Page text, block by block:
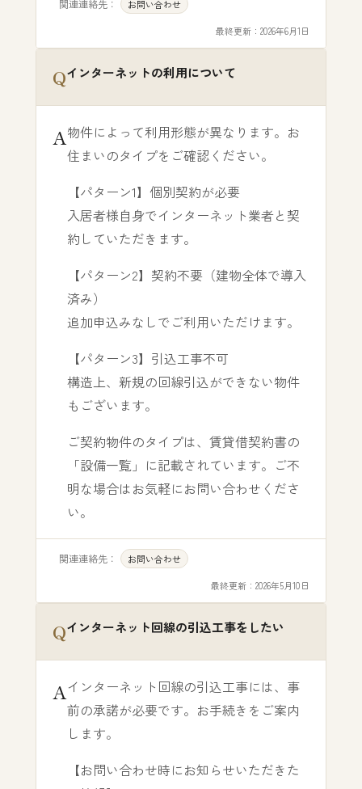
関連連絡先： お問い合わせ
最終更新： 2026年6月1日
インターネットの利用について
物件によって利用形態が異なります。お
住まいのタイプをご確認ください。
【パターン1】個別契約が必要
入居者様自身でインターネット業者と契
約していただきます。
【パターン2】契約不要（建物全体で導入
済み）
追加申込みなしでご利用いただけます。
【パターン3】引込工事不可
構造上、新規の回線引込ができない物件
もございます。
ご契約物件のタイプは、賃貸借契約書の
「設備一覧」に記載されています。ご不
明な場合はお気軽にお問い合わせくださ
い。
関連連絡先： お問い合わせ
最終更新： 2026年5月10日
インターネット回線の引込工事をしたい
インターネット回線の引込工事には、事
前の承諾が必要です。お手続きをご案内
します。
【お問い合わせ時にお知らせいただきた